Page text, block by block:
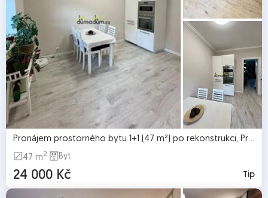
Pronájem prostorného bytu 1+1 (47 m²) po rekonstrukci, Praha 3 – Žižkov
47 m2 Byt
24 000 Kč Tip